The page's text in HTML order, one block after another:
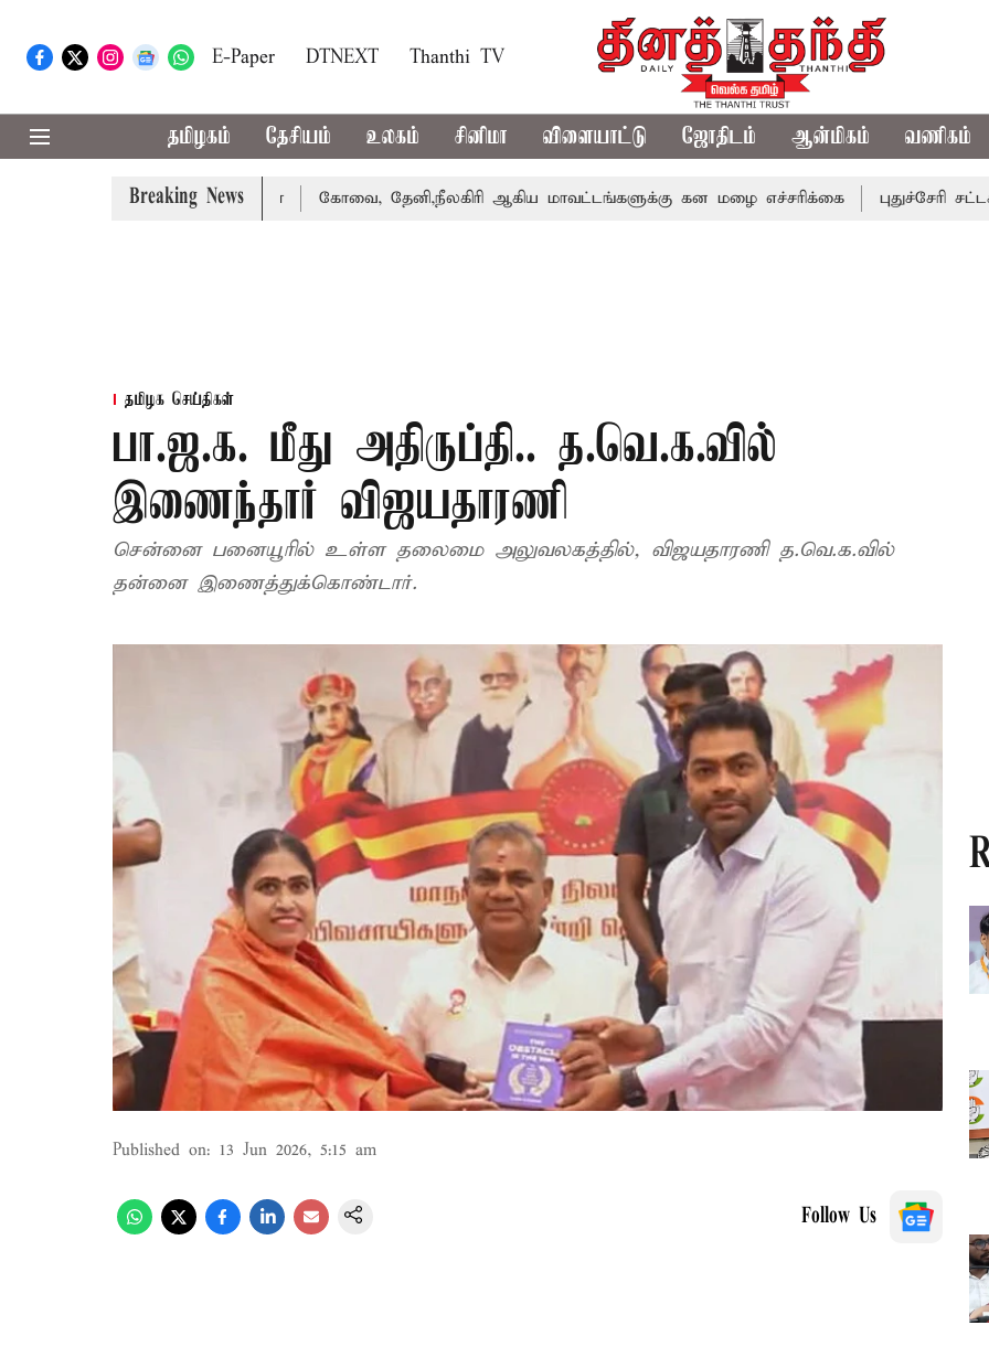
E-Paper DTNEXT Thanthi TV
தமிழகம் தேசியம் உலகம் சினிமா விளையாட்டு ஜோதிடம் ஆன்மிகம் வணிகம்
Breaking News
வாபஸ் பெற்றார் சங்கீதா கோவை, தேனி,நீலகிரி ஆகிய மாவட்டங்களுக்கு கன மழை எச்சரிக்கை புதுச்சேரி
தமிழக செய்திகள்
பா.ஜ.க. மீது அதிருப்தி.. த.வெ.க.வில்
இணைந்தார் விஜயதாரணி
சென்னை பனையூரில் உள்ள தலைமை அலுவலகத்தில், விஜயதாரணி த.வெ.க.வில்
தன்னை இணைத்துக்கொண்டார்.
Published on: 13 Jun 2026, 5:15 am
Follow Us